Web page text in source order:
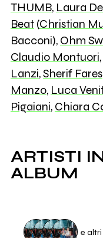
THUMB, Laura
Beat(Christian
Bacconi), Ohm
Claudio Montuori,
Lanzi,Sherif Fares
Manzo, Luca
Pigaiani, Chiara
ARTISTI
ALBUM
e altri